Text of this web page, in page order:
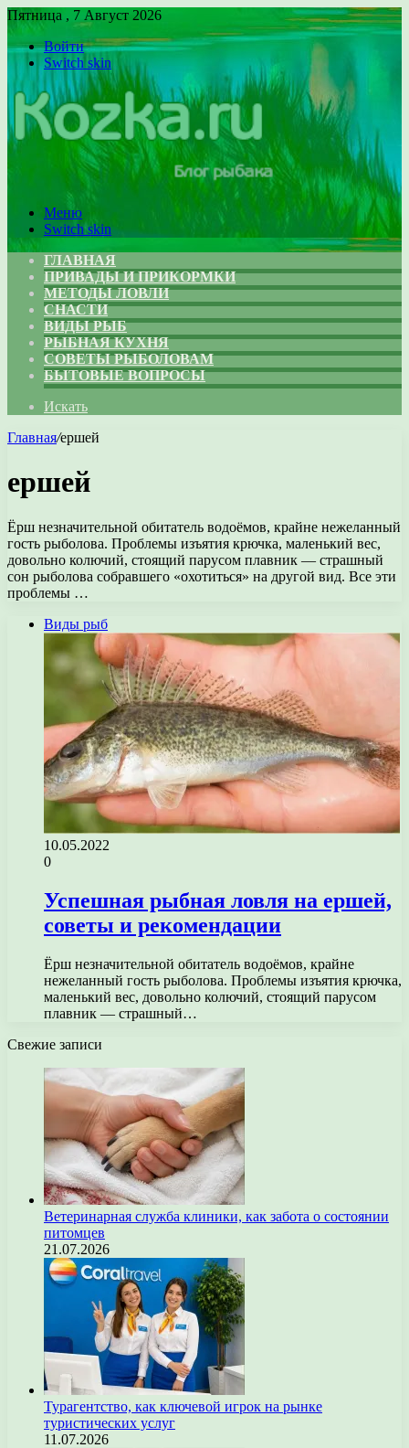
Пятница , 7 Август 2026
Войти
Switch skin
Меню
Switch skin
ГЛАВНАЯ
ПРИВАДЫ И ПРИКОРМКИ
МЕТОДЫ ЛОВЛИ
СНАСТИ
ВИДЫ РЫБ
РЫБНАЯ КУХНЯ
СОВЕТЫ РЫБОЛОВАМ
БЫТОВЫЕ ВОПРОСЫ
Искать
Главная/ершей
ершей
Ёрш незначительной обитатель водоёмов, крайне нежеланный
гость рыболова. Проблемы изъятия крючка, маленький вес,
довольно колючий, стоящий парусом плавник — страшный
сон рыболова собравшего «охотиться» на другой вид. Все эти
проблемы …
Виды рыб
10.05.2022
0
Успешная рыбная ловля на ершей,
советы и рекомендации
Ёрш незначительной обитатель водоёмов, крайне
нежеланный гость рыболова. Проблемы изъятия крючка,
маленький вес, довольно колючий, стоящий парусом
плавник — страшный…
Свежие записи
Ветеринарная служба клиники, как забота о состоянии
питомцев
21.07.2026
Турагентство, как ключевой игрок на рынке
туристических услуг
11.07.2026